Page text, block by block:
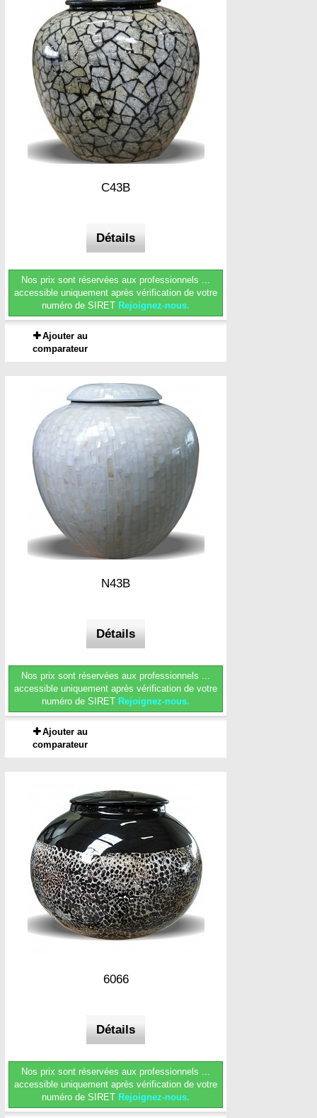
C43B
Détails
Nos prix sont réservées aux professionnels ...
accessible uniquement après vérification de votre
numéro de SIRET Rejoignez-nous.
Ajouter au
comparateur
N43B
Détails
Nos prix sont réservées aux professionnels ...
accessible uniquement après vérification de votre
numéro de SIRET Rejoignez-nous.
Ajouter au
comparateur
6066
Détails
Nos prix sont réservées aux professionnels ...
accessible uniquement après vérification de votre
numéro de SIRET Rejoignez-nous.